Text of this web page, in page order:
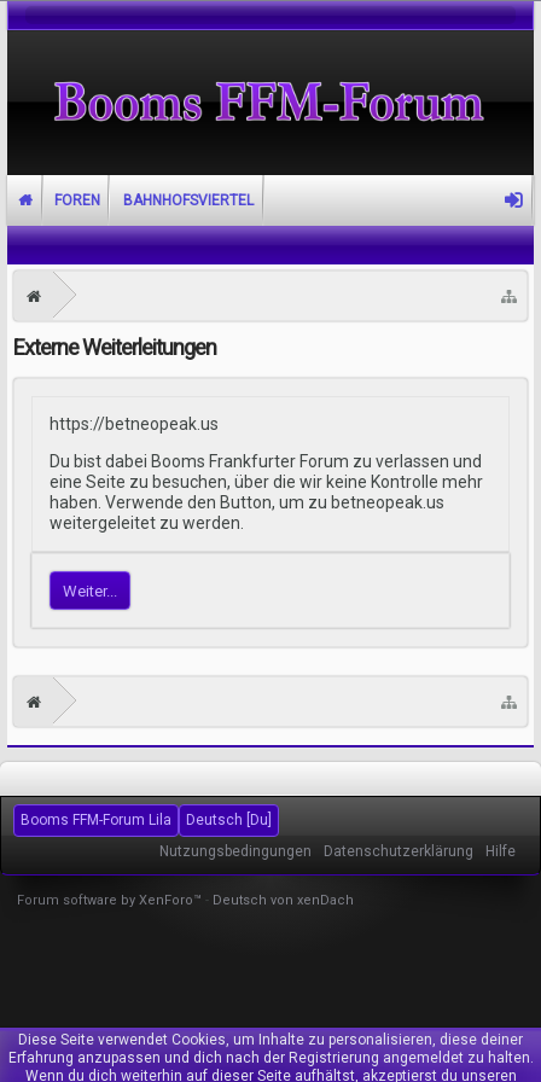
Externe Weiterleitungen
https://betneopeak.us
Du bist dabei Booms Frankfurter Forum zu verlassen und
eine Seite zu besuchen, über die wir keine Kontrolle mehr
haben. Verwende den Button, um zu betneopeak.us
weitergeleitet zu werden.
Weiter...
FOREN BAHNHOFSVIERTEL
Booms FFM-Forum Lila
Deutsch [Du]
Nutzungsbedingungen
Datenschutzerklärung Hilfe
Forum software by XenForo™ - Deutsch von xenDach
Diese Seite verwendet Cookies, um Inhalte zu personalisieren, diese deiner
Erfahrung anzupassen und dich nach der Registrierung angemeldet zu halten.
Wenn du dich weiterhin auf dieser Seite aufhältst, akzeptierst du unseren